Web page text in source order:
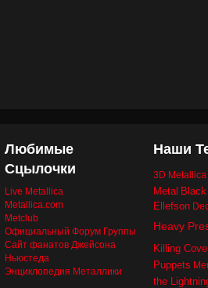
Любимые
Сцылочки
Live Metallica
Metallica.com
Metclub
Официальный Форум Группы
Сайт фанатов Джейсона
Ньюстеда
Энциклопедия Металлики
Наши
3D
Metal
Ellefson
Heavy
Killing
Puppets
the